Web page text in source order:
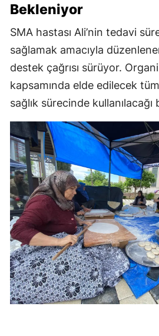
Bekleniyor
SMA hastası Ali’nin tedavi
sağlamak amacıyla
destek çağrısı sürüyor.
kapsamında elde edilecek
sağlık sürecinde kullanılacağı